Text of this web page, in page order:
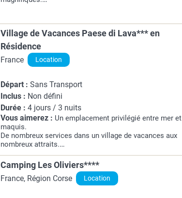
Village de Vacances Paese di Lava*** en
Résidence
France Location
Départ : Sans Transport
Inclus : Non défini
Durée : 4 jours / 3 nuits
Vous aimerez : Un emplacement privilégié entre mer et
maquis.
De nombreux services dans un village de vacances aux
nombreux attraits.
L'impressionnant coucher de soleil sur le golfe de Lava.
Un lieu de séjour agréable proche d'Ajaccio mais loin du
tumulte.
Camping Les Oliviers****
France, Région Corse Location